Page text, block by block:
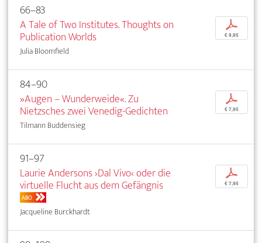
66–83
A Tale of Two Institutes. Thoughts on
Publication Worlds
Julia Bloomfield
p
€ 9,95
84–90
»Augen – Wunderweide«. Zu
Nietzsches zwei Venedig-Gedichten
Tilmann Buddensieg
p
€ 7,95
91–97
Laurie Andersons ›Dal Vivo‹ oder die
virtuelle Flucht aus dem Gefängnis
ABO
Jacqueline Burckhardt
p
€ 7,95